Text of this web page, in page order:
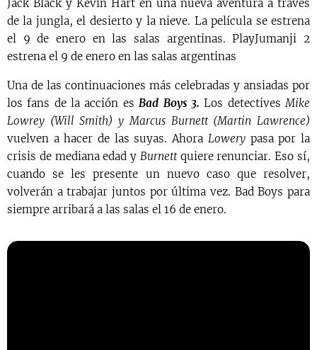
Jack Black y Kevin Hart en una nueva aventura a través
de la jungla, el desierto y la nieve. La película se estrena
el 9 de enero en las salas argentinas. PlayJumanji 2
estrena el 9 de enero en las salas argentinas
Una de las continuaciones más celebradas y ansiadas por
los fans de la acción esBad Boys 3. Los detectivesMike
Lowrey (Will Smith) y Marcus Burnett (Martin Lawrence)
vuelven a hacer de las suyas. Ahora Lowerypasa por la
crisis de mediana edad y Burnettquiere renunciar. Eso sí,
cuando se les presente un nuevo caso que resolver,
volverán a trabajar juntos por última vez. Bad Boys para
siempre arribará a las salas el 16 de enero.